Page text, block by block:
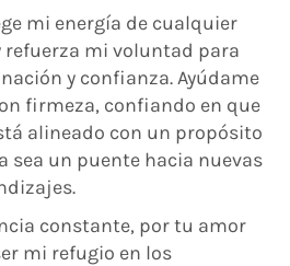
mi energía de cualquier
mi voluntad para
y confianza. Ayúdame
firmeza, confiando en que
alineado con un propósito
sea un puente hacia nuevas
constante, por tu amor
mi refugio en los